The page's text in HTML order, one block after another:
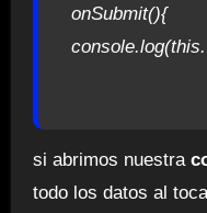
onSubmit(){
si abrimos nuestra
todo los datos al